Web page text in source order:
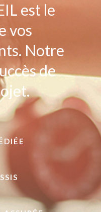
est le
vos
Notre
de